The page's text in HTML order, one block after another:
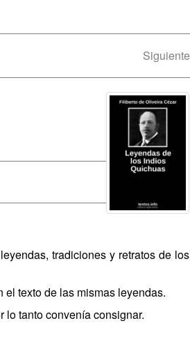
Siguiente
tradiciones y retratos de los
texto de las mismas leyendas.
tanto convenía consignar.